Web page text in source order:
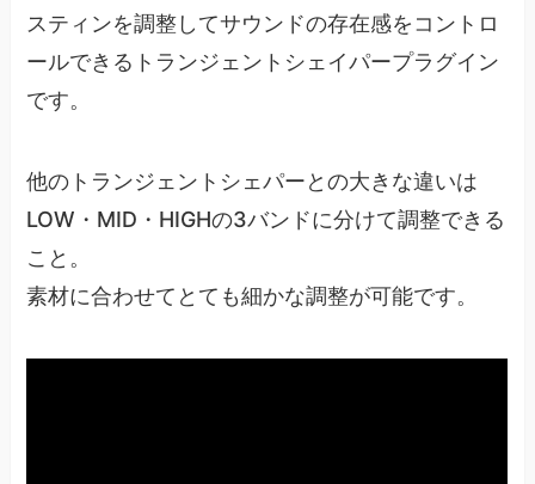
スティンを調整してサウンドの存在感をコントロ
ールできるトランジェントシェイパープラグイン
です。
他のトランジェントシェパーとの大きな違いは
LOW・MID・HIGHの3バンドに分けて調整できる
こと。
素材に合わせてとても細かな調整が可能です。